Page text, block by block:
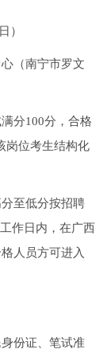
）
（南宁市罗文
分100分，合格
岗位考生结构化
至低分按招聘
作日内，在广西
人员方可进入
份证、笔试准